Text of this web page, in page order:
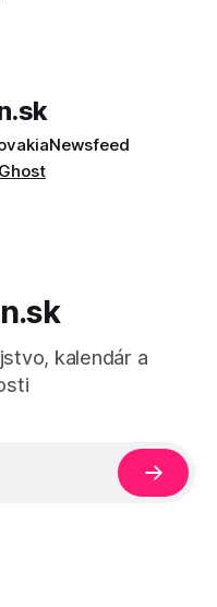
Newsfeed
Ghost
kalendár a